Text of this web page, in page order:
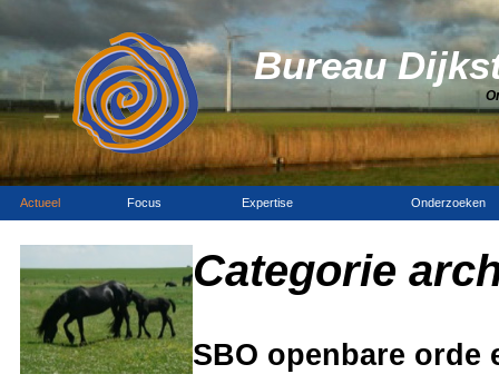
Bureau
Actueel Focus Expertise Onderzoeken
Categorie
SBO openbare orde